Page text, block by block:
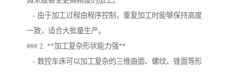
- 由于加工过程由程序控制，重复加工时能够保持高度
一致，适合大批量生产。
### 2. **加工复杂形状能力强**
- 数控车床可以加工复杂的三维曲面、螺纹、锥面等形